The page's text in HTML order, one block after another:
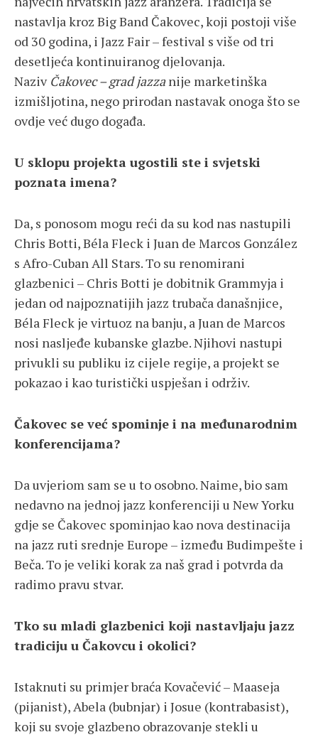
nastavlja kroz Big Band Čakovec, koji postoji više
od 30 godina, i Jazz Fair – festival s više od tri
desetljeća kontinuiranog djelovanja.
Naziv Čakovec – grad jazzanije marketinška
izmišljotina, nego prirodan nastavak onoga što se
ovdje već dugo događa.
U sklopu projekta ugostili ste i svjetski
poznata imena?
Da, s ponosom mogu reći da su kod nas nastupili
Chris Botti, Béla Fleck i Juan de Marcos González
s Afro-Cuban All Stars. To su renomirani
glazbenici – Chris Botti je dobitnik Grammyja i
jedan od najpoznatijih jazz trubača današnjice,
Béla Fleck je virtuoz na banju, a Juan de Marcos
nosi nasljeđe kubanske glazbe. Njihovi nastupi
privukli su publiku iz cijele regije, a projekt se
pokazao i kao turistički uspješan i održiv.
Čakovec se već spominje i na međunarodnim
konferencijama?
Da uvjeriom sam se u to osobno. Naime, bio sam
nedavno na jednoj jazz konferenciji u New Yorku
gdje se Čakovec spominjao kao nova destinacija
na jazz ruti srednje Europe – između Budimpešte i
Beča. To je veliki korak za naš grad i potvrda da
radimo pravu stvar.
Tko su mladi glazbenici koji nastavljaju jazz
tradiciju u Čakovcu i okolici?
Istaknuti su primjer braća Kovačević – Maaseja
(pijanist), Abela (bubnjar) i Josue (kontrabasist),
koji su svoje glazbeno obrazovanje stekli u